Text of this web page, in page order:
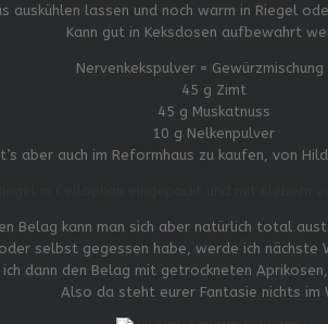
auskühlen lassen und noch warm in Riegel
Kann gut in Keksdosen aufbewahrt
Nervenkekspulver = Gewürzmischung
45 g Zimt
45 g Muskatnuss
10 g Nelkenpulver
aber auch im Reformhaus zu kaufen, von
Belag kann man sich aber natürlich total
selbst gegessen habe, werde ich nächste
dann den Belag mit getrockneten
Also da steht eurer Fantasie nichts im